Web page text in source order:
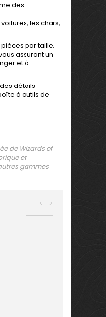
des
les chars,
par taille.
assurant un
et à
détails
à outils de
de Wizards of
et
gammes
>
<